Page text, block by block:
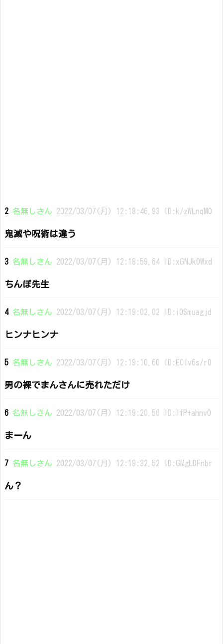
2 名無しさん 2022/03/07(月) 12:18:46.93 ID:k/zWLnqM0
鬼滅や呪術は違う
3 名無しさん 2022/03/07(月) 12:18:59.64 ID:xGNJk0Wxd
ちんぽ先生
4 名無しさん 2022/03/07(月) 12:19:02.02 ID:i0Smuagjd
ヒンナヒンナ
5 名無しさん 2022/03/07(月) 12:19:10.60 ID:ECIv6s/r0
男の裸でまんさんに売れただけ
6 名無しさん 2022/03/07(月) 12:19:20.56 ID:lfP+ahnv0
まーん
7 名無しさん 2022/03/07(月) 12:19:32.52 ID:GMgLDFnbr
ん？